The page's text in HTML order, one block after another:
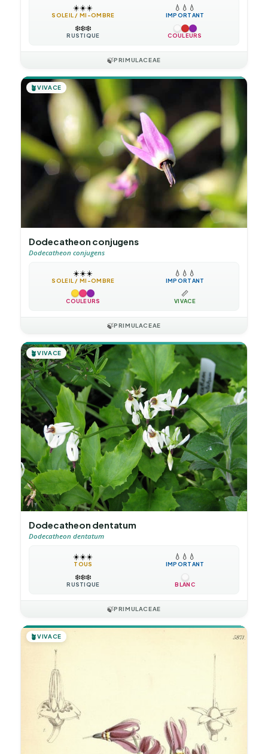
☀️☀️☀️
SOLEIL / MI-OMBRE
💧 💧 💧
IMPORTANT
❄️❄️❄️
RUSTIQUE COULEURS
🍃PRIMULACEAE
🪴VIVACE
Dodecatheon conjugens
Dodecatheon conjugens
☀️☀️☀️
SOLEIL / MI-OMBRE
💧 💧 💧
IMPORTANT
COULEURS
📏
VIVACE
🍃PRIMULACEAE
🪴VIVACE
Dodecatheon dentatum
Dodecatheon dentatum
☀️☀️☀️
TOUS
💧 💧 💧
IMPORTANT
❄️❄️❄️
RUSTIQUE BLANC
🍃PRIMULACEAE
🪴VIVACE